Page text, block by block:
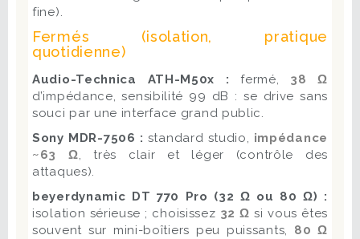
fine).
Fermés (isolation, pratique
quotidienne)
Audio-Technica ATH-M50x :fermé, 38 Ω
d’impédance, sensibilité 99 dB : se drive sans
souci par une interface grand public.
Sony MDR-7506 : standard studio, impédance
~63 Ω, très clair et léger (contrôle des
attaques).
beyerdynamic DT 770 Pro (32 Ω ou 80 Ω) :
isolation sérieuse ; choisissez 32 Ω si vous êtes
souvent sur mini-boîtiers peu puissants, 80 Ω